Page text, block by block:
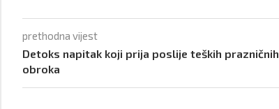
prethodna vijest
Detoks napitak koji prija poslije teških prazničnih
obroka